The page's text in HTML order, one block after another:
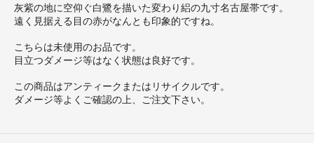
灰紫の地に空仰ぐ白鷺を描いた変わり絽の九寸名古屋帯です。
遠く見据える目の赤がなんとも印象的ですね。
こちらは未使用のお品です。
目立つダメージ等はなく状態は良好です。
この商品はアンティークまたはリサイクルです。
ダメージ等よくご確認の上、ご注文下さい。